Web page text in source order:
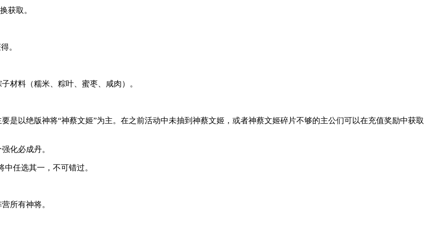
获取。
。
材料（糯米、粽叶、蜜枣、咸肉）。
是以绝版神将“神蔡文姬”为主。在之前活动中未抽到神蔡文姬，或者神蔡文姬碎片不够的主公们可以在充值奖励中获取
化必成丹。
任选其一，不可错过。
所有神将。